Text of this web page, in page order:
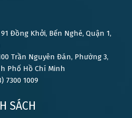
Đồng Khởi, Bến Nghé, Quận 1,
Trần Nguyên Đán, Phường 3,
Phố Hồ Chí Minh
7300 1009
SÁCH